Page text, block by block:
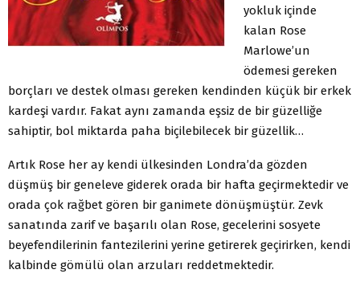
yokluk içinde
kalan Rose
Marlowe’un
ödemesi gereken
borçları ve destek olması gereken kendinden küçük bir erkek
kardeşi vardır. Fakat aynı zamanda eşsiz de bir güzelliğe
sahiptir, bol miktarda paha biçilebilecek bir güzellik…
Artık Rose her ay kendi ülkesinden Londra’da gözden
düşmüş bir geneleve giderek orada bir hafta geçirmektedir ve
orada çok rağbet gören bir ganimete dönüşmüştür. Zevk
sanatında zarif ve başarılı olan Rose, gecelerini sosyete
beyefendilerinin fantezilerini yerine getirerek geçirirken, kendi
kalbinde gömülü olan arzuları reddetmektedir.